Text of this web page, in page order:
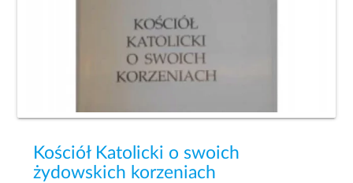
Kościół Katolicki o swoich
żydowskich korzeniach